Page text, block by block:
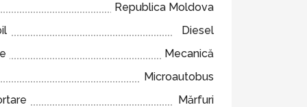
Republica Moldova
Diesel
Mecanică
Microautobus
Mărfuri